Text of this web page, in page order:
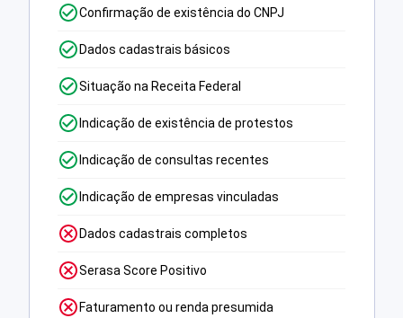
Confirmação de existência do CNPJ
Dados cadastrais básicos
Situação na Receita Federal
Indicação de existência de protestos
Indicação de consultas recentes
Indicação de empresas vinculadas
Dados cadastrais completos
Serasa Score Positivo
Faturamento ou renda presumida